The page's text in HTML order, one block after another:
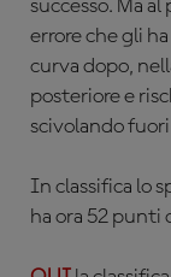
successo. Ma
errore che gli
curva dopo,
posteriore e
scivolando
In classifica lo
ha ora 52 punti